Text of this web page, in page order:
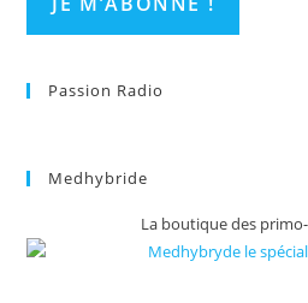
Passion Radio
Medhybride
La boutique des